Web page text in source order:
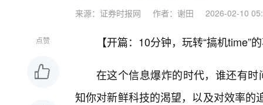
来源：证券时报网 作者：谢田 2026-02-10
点赞 【开篇：10分钟，玩转“搞机time”
在这个信息爆炸的时代，谁还有时
知你对新鲜科技的渴望，以及对效率